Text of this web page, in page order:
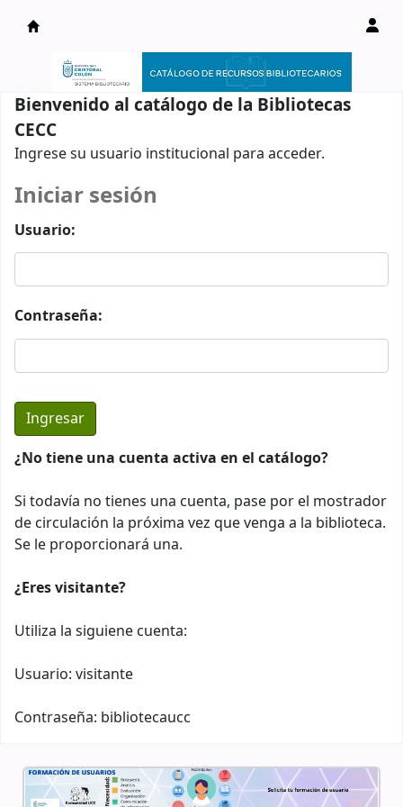
Catálogo en línea
Bienvenido al catálogo de la Bibliotecas
CECC
Ingrese su usuario institucional para acceder.
Iniciar sesión
Usuario:
Contraseña:
¿No tiene una cuenta activa en el catálogo?
Si todavía no tienes una cuenta, pase por el mostrador
de circulación la próxima vez que venga a la biblioteca.
Se le proporcionará una.
¿Eres visitante?
Utiliza la siguiene cuenta:
Usuario: visitante
Contraseña: bibliotecaucc